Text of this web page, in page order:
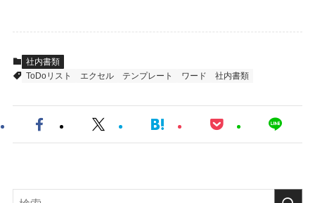
社内書類
ToDoリスト
エクセル テンプレート ワード 社内書類